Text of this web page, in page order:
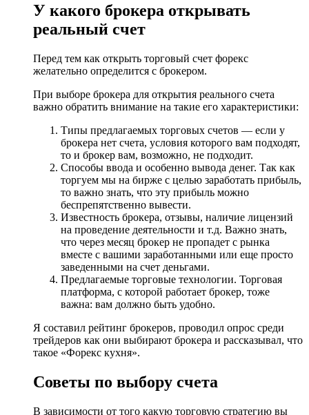
У какого брокера открывать
реальный счет
Перед тем как открыть торговый счет форекс
желательно определится с брокером.
При выборе брокера для открытия реального счета
важно обратить внимание на такие его характеристики:
Типы предлагаемых торговых счетов — если у
брокера нет счета, условия которого вам подходят,
то и брокер вам, возможно, не подходит.
Способы ввода и особенно вывода денег. Так как
торгуем мы на бирже с целью заработать прибыль,
то важно знать, что эту прибыль можно
беспрепятственно вывести.
Известность брокера, отзывы, наличие лицензий
на проведение деятельности и т.д. Важно знать,
что через месяц брокер не пропадет с рынка
вместе с вашими заработанными или еще просто
заведенными на счет деньгами.
Предлагаемые торговые технологии. Торговая
платформа, с которой работает брокер, тоже
важна: вам должно быть удобно.
Я составил рейтинг брокеров, проводил опрос среди
трейдеров как они выбирают брокера и рассказывал, что
такое «Форекс кухня».
Советы по выбору счета
В зависимости от того какую торговую стратегию вы